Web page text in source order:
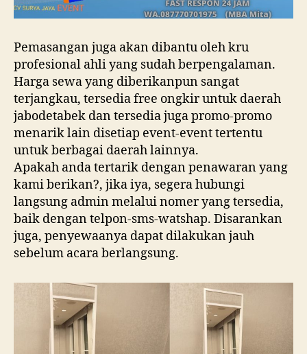
Pemasangan juga akan dibantu oleh kru
profesional ahli yang sudah berpengalaman.
Harga sewa yang diberikanpun sangat
terjangkau, tersedia free ongkir untuk daerah
jabodetabek dan tersedia juga promo-promo
menarik lain disetiap event-event tertentu
untuk berbagai daerah lainnya.
Apakah anda tertarik dengan penawaran yang
kami berikan?, jika iya, segera hubungi
langsung admin melalui nomer yang tersedia,
baik dengan telpon-sms-watshap. Disarankan
juga, penyewaanya dapat dilakukan jauh
sebelum acara berlangsung.